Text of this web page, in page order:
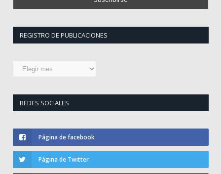
REGISTRO DE PUBLICACIONES
Registro
REDES SOCIALES
Página de facebook
Página de Twitter